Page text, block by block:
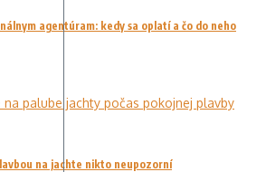
agentúram: kedy sa oplatí a čo do neho
na jachte nikto neupozorní